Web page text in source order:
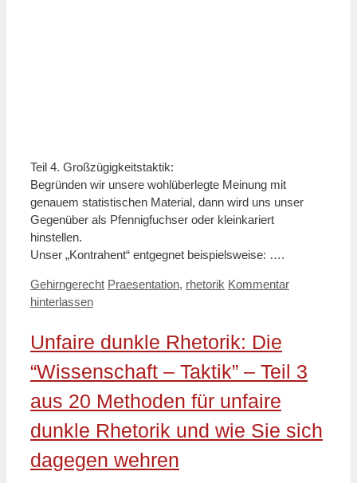
Teil 4. Großzügigkeitstaktik:
Begründen wir unsere wohlüberlegte Meinung mit
genauem statistischen Material, dann wird uns unser
Gegenüber als Pfennigfuchser oder kleinkariert
hinstellen.
Unser „Kontrahent“ entgegnet beispielsweise: ….
Kategorien
Gehirngerecht Schlagwörter
Praesentation, rhetorik Kommentar
hinterlassen
Unfaire dunkle Rhetorik: Die
“Wissenschaft – Taktik” – Teil 3
aus 20 Methoden für unfaire
dunkle Rhetorik und wie Sie sich
dagegen wehren